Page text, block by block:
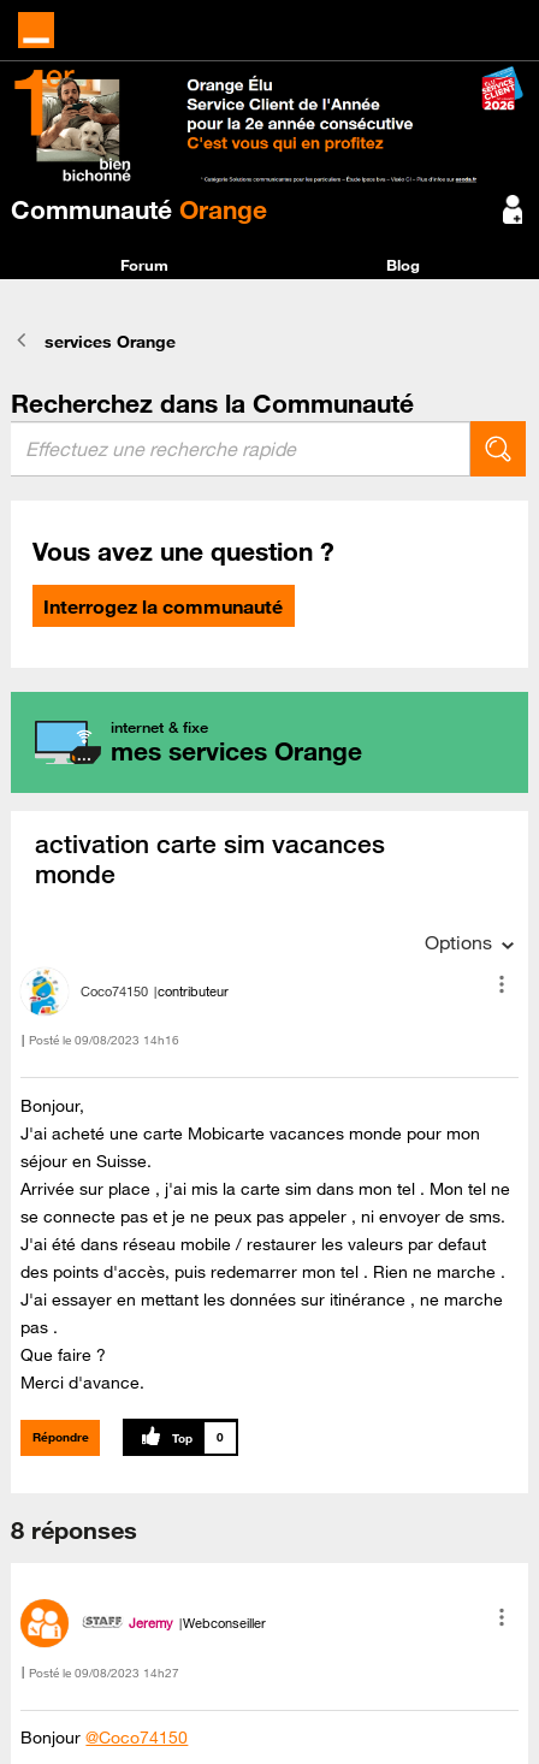
Communauté Orange
Forum Blog
services Orange
Recherchez dans la Communauté
Vous avez une question ?
Interrogez la communauté
internet & fixe
mes services Orange
activation carte sim vacances
monde
Options
Coco74150 contributeur
Posté le ‎09/08/2023 14h16
Bonjour,
J'ai acheté une carte Mobicarte vacances monde pour mon
séjour en Suisse.
Arrivée sur place , j'ai mis la carte sim dans mon tel . Mon tel ne
se connecte pas et je ne peux pas appeler , ni envoyer de sms.
J'ai été dans réseau mobile / restaurer les valeurs par defaut
des points d'accès, puis redemarrer mon tel . Rien ne marche .
J'ai essayer en mettant les données sur itinérance , ne marche
pas .
Que faire ?
Merci d'avance.
Répondre 0
8 réponses
Jeremy Webconseiller
Posté le ‎09/08/2023 14h27
Bonjour@Coco74150